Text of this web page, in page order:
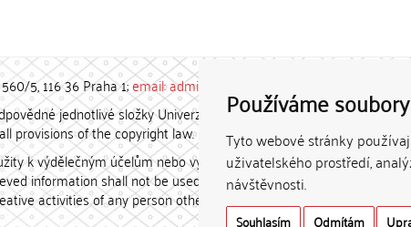
Používáme
Tyto webové stránky
uživatelského prostředí,
návštěvnosti.
Souhlasím Odmítám
5, 116 36 Praha 1;email: admin-repozitar [at] cuni.cz
jednotlivé složky Univerzity Karlovy. / Each constituent
provisions of the copyright law.
k výdělečným účelům nebo vydávány za studijní, vědeckou
information shall not be used for any commercial purposes
activities of any person other than the author.